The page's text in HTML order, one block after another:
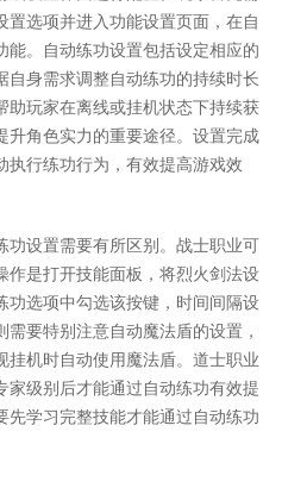
置选项并进入功能设置页面，在自
能。自动练功设置包括设定相应的
自身需求调整自动练功的持续时长
助玩家在离线或挂机状态下持续获
升角色实力的重要途径。设置完成
执行练功行为，有效提高游戏效
功设置需要有所区别。战士职业可
作是打开技能面板，将烈火剑法设
功选项中勾选该按键，时间间隔设
要特别注意自动魔法盾的设置，
挂机时自动使用魔法盾。道士职业
家级别后才能通过自动练功有效提
先学习完整技能才能通过自动练功